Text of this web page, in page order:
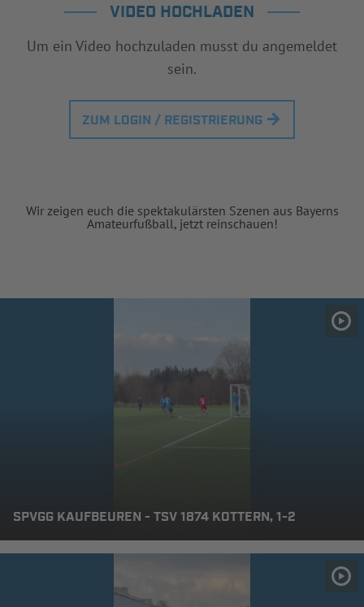
VIDEO HOCHLADEN
Um ein Video hochzuladen musst du angemeldet
sein.
ZUM LOGIN / REGISTRIERUNG
Wir zeigen euch die spektakulärsten Szenen aus Bayerns
Amateurfußball, jetzt reinschauen!
SPVGG KAUFBEUREN - TSV 1874 KOTTERN, 1-2